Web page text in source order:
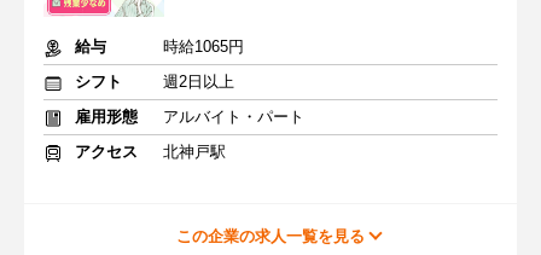
給与
時給1065円
シフト
週2日以上
雇用形態
アルバイト・パート
アクセス
北神戸駅
この企業の求人一覧を見る